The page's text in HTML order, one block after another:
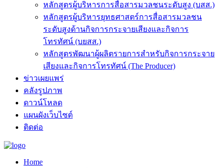
หลักสูตรผู้บริหารการสื่อสารมวลชนระดับสูง (บสส.)
หลักสูตรผู้บริหารยุทธศาสตร์การสื่อสารมวลชน
ระดับสูงด้านกิจการกระจายเสียงและกิจการ
โทรทัศน์ (บยสส.)
หลักสูตรพัฒนาผู้ผลิตรายการสำหรับกิจการกระจาย
เสียงและกิจการโทรทัศน์ (The Producer)
ข่าวเผยแพร่
คลังรูปภาพ
ดาวน์โหลด
แผนผังเว็บไซต์
ติดต่อ
Home